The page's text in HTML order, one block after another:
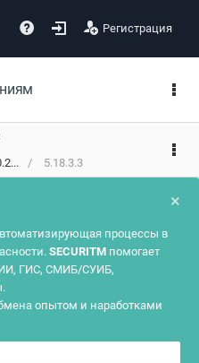
Регистрация
5.18.3.3
×
процессы в
SECURITM помогает
ГИС, СМИБ/СУИБ,
опытом и наработками